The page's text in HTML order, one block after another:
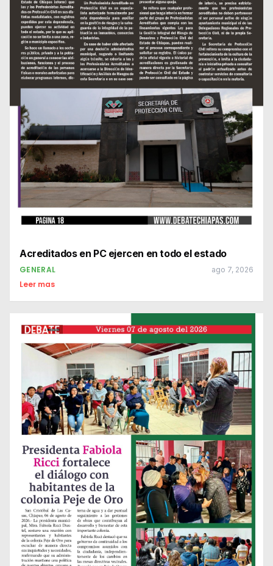
Acreditados en PC ejercen en todo el estado
GENERAL ago 7, 2026
Leer mas